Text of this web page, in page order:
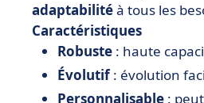
adaptabilitéà tous les
Caractéristiques
Robuste : haute
Évolutif: évolution
Personnalisable :